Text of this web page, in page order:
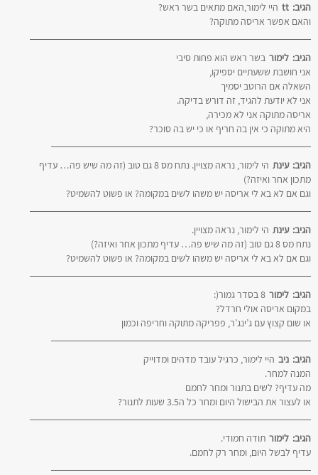
tt הגיב:
היי לימור,האם מתאים בשר ראש?
והאם אפשר אריסה מתוקה?
לימור הגיב:
בשר ראש הוא פחות סיבי
אני חושבת ששעתיים יספיקו,
השאלה אם הרוטב יסמיך
אני לא יודעת להגיד, זה דורש בדיקה.
אריסה מתוקה אני לא מכירה,
היא מתוקה כי אין בה חריף או כי יש בה סוכר?
עינת הגיב:
הי לימור, נראה מצויין. נתח מס 8 גם טוב (זה מה שיש פה… עדיף
מתכון אחר ואיזה?)
וגם אם לא בא לי אריסה יש משהו לשים במקומה? או פשוט להשמיט?
עינת הגיב:
הי לימור, נראה מצויין.
נתח מס 8 גם טוב (זה מה שיש פה… עדיף מתכון אחר ואיזה?)
וגם אם לא בא לי אריסה יש משהו לשים במקומה? או פשוט להשמיט?
לימור הגיב:
8 בסדר גמור(:
במקום אריסה אולי חרדל?
או שום קצוץ עם ג’ינג’ר, פפריקה מתוקה וחריפה וכמון
ניב הגיב:
היי לימור, כרגיל עובד מדהים ומדוייק
המנה למחר.
מה עדיף? לשים בתנור ומחר לחמם
או לעצור את הבישול היום ומחר כל ה3.5 שעות לתנור?
לימור הגיב:
תודה חמודי.
עדיף לבשל היום, ומחר רק לחמם.